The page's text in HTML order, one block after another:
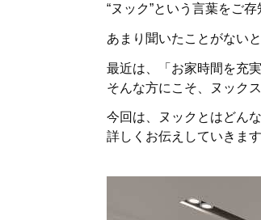
“ヌック”という言葉をご存
あまり聞いたことがない
最近は、「お家時間を充
そんな方にこそ、ヌック
今回は、ヌックとはどん
詳しくお伝えしていきます